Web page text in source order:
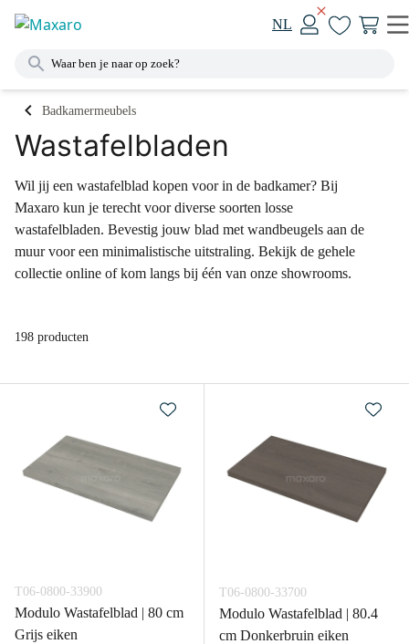
NL
Badkamermeubels
Wastafelbladen
Wil jij een wastafelblad kopen voor in de badkamer? Bij
Maxaro kun je terecht voor diverse soorten losse
wastafelbladen. Bevestig jouw blad met wandbeugels aan de
muur voor een minimalistische uitstraling. Bekijk de gehele
collectie online of kom langs bij één van onze showrooms.
198 producten
T06-0800-33900
Modulo Wastafelblad | 80 cm
Grijs eiken
T06-0800-33700
Modulo Wastafelblad | 80.4
cm Donkerbruin eiken